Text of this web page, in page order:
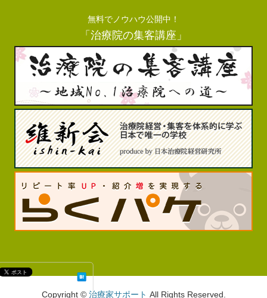
Copyright © 治療家サポート All Rights Reserved.